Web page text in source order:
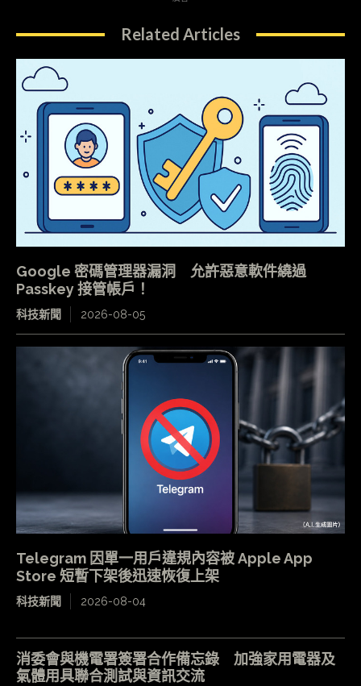
Related Articles
Google 密碼管理器漏洞 允許惡意軟件繞過
Passkey 接管帳戶！
科技新聞 2026-08-05
Telegram 因單一用戶違規內容被 Apple App
Store 短暫下架後迅速恢復上架
科技新聞 2026-08-04
消委會與機電署簽署合作備忘錄 加強家用電器及
氣體用具聯合測試與資訊交流